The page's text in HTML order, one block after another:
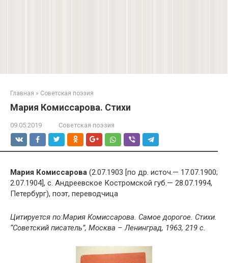
Главная » Советская поэзия
Мария Комиссарова. Стихи
09.05.2019 Советская поэзия
Мария Комиссарова (2.07.1903 [по др. источ.— 17.07.1900;
2.07.1904], с. Андреевское Костромской губ.— 28.07.1994,
Петербург), поэт, переводчица
Цитируется по:Мария Комиссарова. Самое дорогое. Стихи.
“Советский писатель”, Москва – Ленинград, 1963, 219 с.